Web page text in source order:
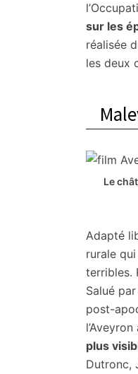
sur les
réalisée
les deux
Le
Adapté
rurale
terribles.
Salué
post-
plus
Dutronc,